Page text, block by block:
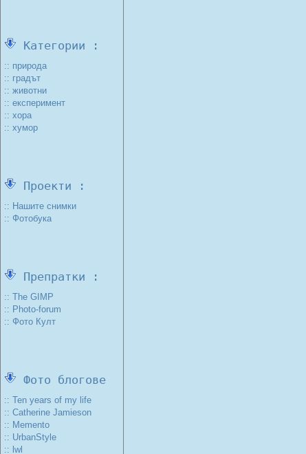
Категории :
:: природа
:: градът
:: животни
:: експеримент
:: хора
:: хумор
Проекти :
:: Нашите снимки
:: Фотобука
Препратки :
:: The GIMP
:: Photo-forum
:: Фото Култ
Фото блогове
:: Ten years of my life
:: Catherine Jamieson
:: Memento
:: UrbanStyle
:: lwl